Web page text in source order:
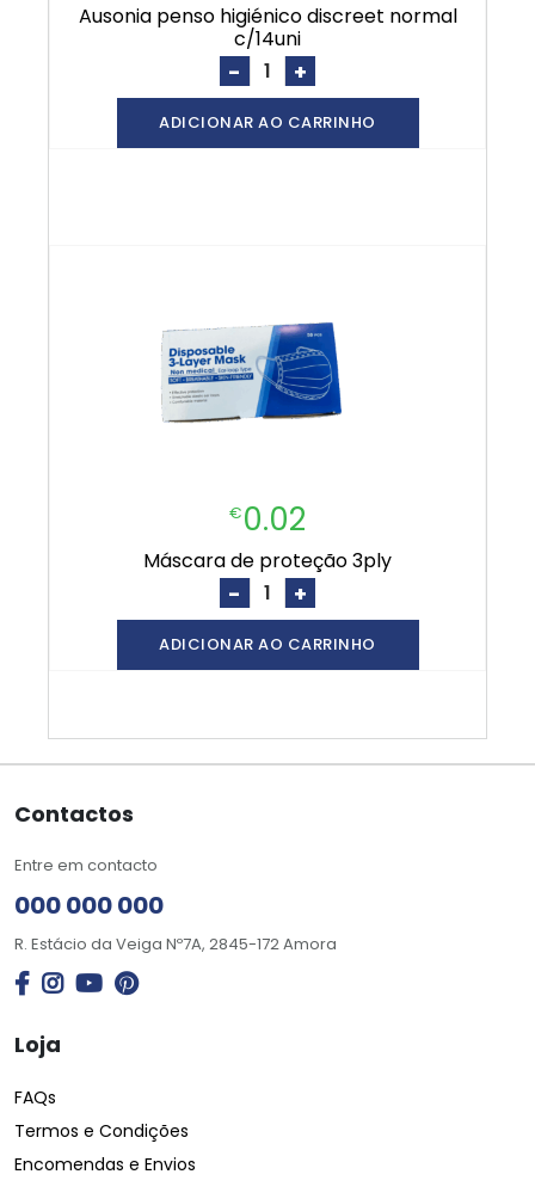
ausonia penso higiénico discreet normal
c/14uni
- +
ADICIONAR AO CARRINHO
€0.02
máscara de proteção 3ply
- +
ADICIONAR AO CARRINHO
Contactos
Entre em contacto
000 000 000
R. Estácio da Veiga Nº7A, 2845-172 Amora
Loja
FAQs
Termos e Condições
Encomendas e Envios